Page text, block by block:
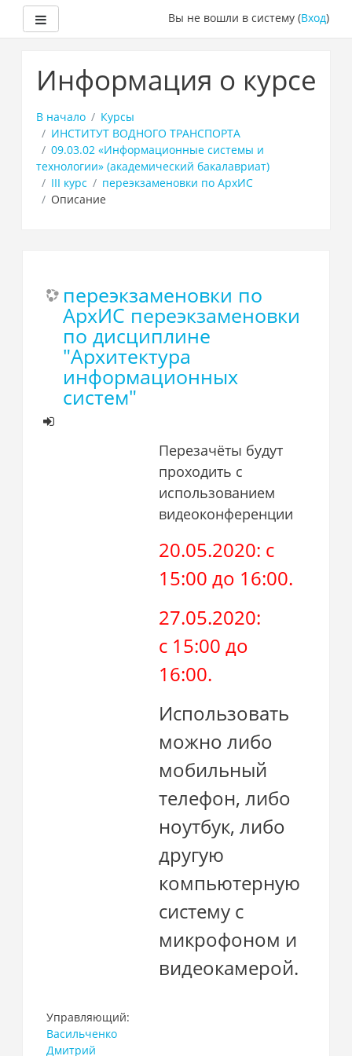
основному
Вы не вошли в систему (Вход)
Информация о курсе
В начало
Курсы
ИНСТИТУТ ВОДНОГО ТРАНСПОРТА
09.03.02 «Информационные системы и
технологии» (академический бакалавриат)
III курс
переэкзаменовки по АрхИС
Описание
переэкзаменовки по
АрхИС переэкзаменовки
по дисциплине
"Архитектура
информационных
систем"
Перезачёты будут
проходить с
использованием
видеоконференции
20.05.2020: с
15:00 до 16:00.
27.05.2020:
с 15:00 до
16:00.
Использовать
можно либо
мобильный
телефон, либо
ноутбук, либо
другую
компьютерную
систему с
микрофоном и
видеокамерой.
Управляющий:
Васильченко
Дмитрий